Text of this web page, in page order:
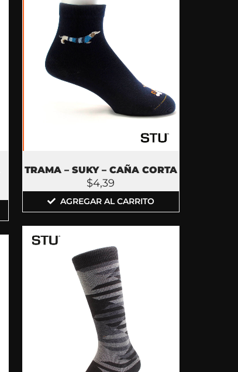
TRAMA – SUKY – CAÑA CORTA
$4,39
AGREGAR AL CARRITO